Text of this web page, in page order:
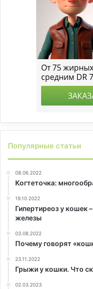
Популярные статьи
08.06.2022
Когтеточка:
19.10.2022
Гипертиреоз у кошек
железы
03.08.2022
Почему говорят
23.11.2022
Грыжи у кошки. Что
02.03.2023